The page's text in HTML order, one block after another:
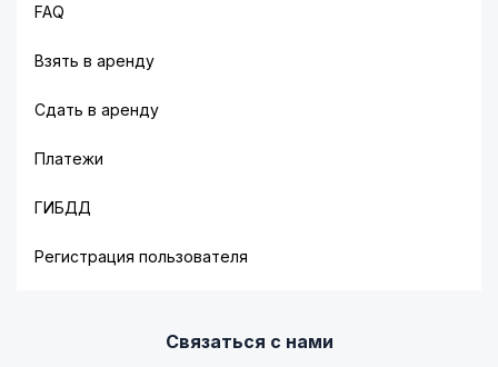
FAQ
Взять в аренду
Сдать в аренду
Платежи
ГИБДД
Регистрация пользователя
Связаться с нами